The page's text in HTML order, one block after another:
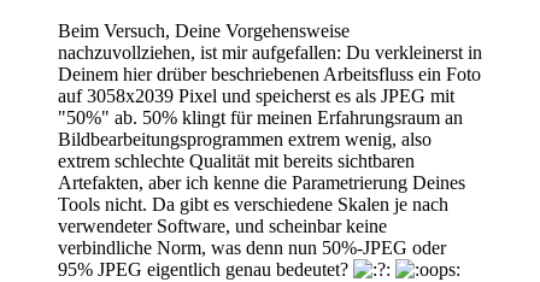
Beim Versuch, Deine Vorgehensweise
nachzuvollziehen, ist mir aufgefallen: Du verkleinerst in
Deinem hier drüber beschriebenen Arbeitsfluss ein Foto
auf 3058x2039 Pixel und speicherst es als JPEG mit
"50%" ab. 50% klingt für meinen Erfahrungsraum an
Bildbearbeitungsprogrammen extrem wenig, also
extrem schlechte Qualität mit bereits sichtbaren
Artefakten, aber ich kenne die Parametrierung Deines
Tools nicht. Da gibt es verschiedene Skalen je nach
verwendeter Software, und scheinbar keine
verbindliche Norm, was denn nun 50%-JPEG oder
95% JPEG eigentlich genau bedeutet?